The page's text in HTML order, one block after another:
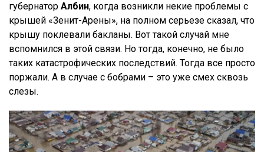
губернатор Албин, когда возникли некие проблемы с
крышей «Зенит-Арены», на полном серьезе сказал, что
крышу поклевали бакланы. Вот такой случай мне
вспомнился в этой связи. Но тогда, конечно, не было
таких катастрофических последствий. Тогда все просто
поржали. А в случае с бобрами – это уже смех сквозь
слезы.